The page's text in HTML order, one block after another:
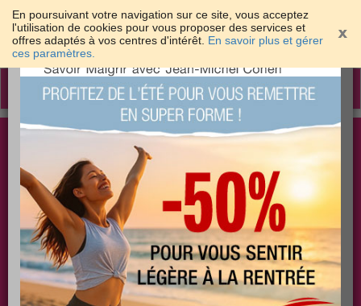
En poursuivant votre navigation sur ce site, vous acceptez
l'utilisation de cookies pour vous proposer des services et
offres adaptés à vos centres d'intérêt. En savoir plus et gérer
ces paramètres.
Toggle
Les meilleures solutions pour maigrir et être bien
dans sa peau
PLUS
EFFICACE
PLUS
SANTÉ
PLUS
COACHING
×